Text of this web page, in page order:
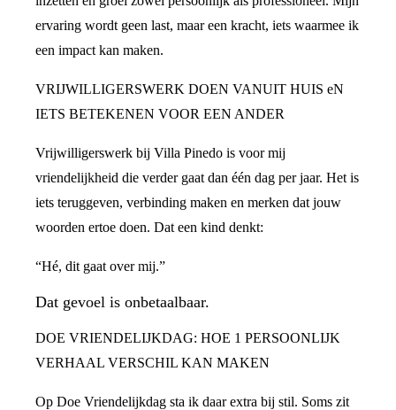
ervaring wordt geen last, maar een kracht, iets waarmee ik
een impact kan maken.
VRIJWILLIGERSWERK DOEN VANUIT HUIS eN
IETS BETEKENEN VOOR EEN ANDER
Vrijwilligerswerk bij Villa Pinedo is voor mij
vriendelijkheid die verder gaat dan één dag per jaar. Het is
iets teruggeven, verbinding maken en merken dat jouw
woorden ertoe doen. Dat een kind denkt:
“Hé, dit gaat over mij.”
Dat gevoel is onbetaalbaar.
DOE VRIENDELIJKDAG: HOE 1 PERSOONLIJK
VERHAAL VERSCHIL KAN MAKEN
Op Doe Vriendelijkdag sta ik daar extra bij stil. Soms zit